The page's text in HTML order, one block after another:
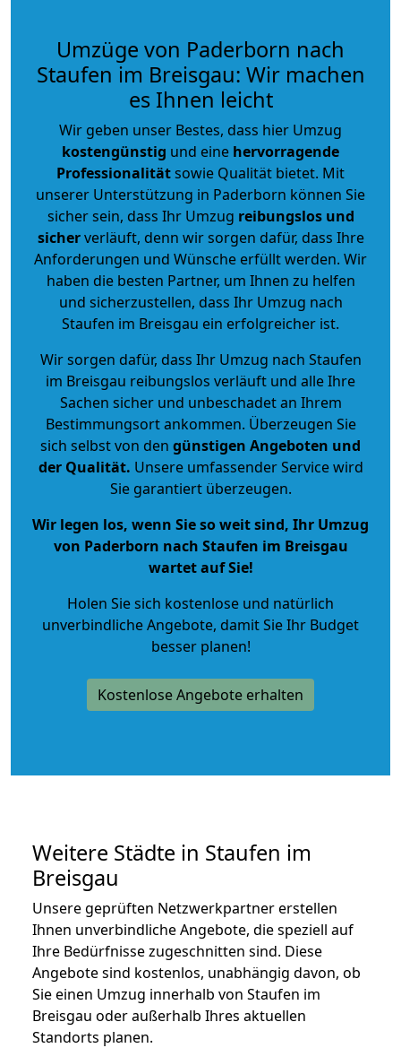
Umzüge von Paderborn nach
Staufen im Breisgau: Wir machen
es Ihnen leicht
Wir geben unser Bestes, dass hier Umzug
kostengünstig und eine hervorragende
Professionalitätsowie Qualität bietet. Mit
unserer Unterstützung in Paderborn können Sie
sicher sein, dass Ihr Umzug reibungslos und
sicherverläuft, denn wir sorgen dafür, dass Ihre
Anforderungen und Wünsche erfüllt werden. Wir
haben die besten Partner, um Ihnen zu helfen
und sicherzustellen, dass Ihr Umzug nach
Staufen im Breisgau ein erfolgreicher ist.
Wir sorgen dafür, dass Ihr Umzug nach Staufen
im Breisgau reibungslos verläuft und alle Ihre
Sachen sicher und unbeschadet an Ihrem
Bestimmungsort ankommen. Überzeugen Sie
sich selbst von den günstigen Angeboten und
der Qualität. Unsere umfassender Service wird
Sie garantiert überzeugen.
Wir legen los, wenn Sie so weit sind, Ihr Umzug
von Paderborn nach Staufen im Breisgau
wartet auf Sie!
Holen Sie sich kostenlose und natürlich
unverbindliche Angebote, damit Sie Ihr Budget
besser planen!
Kostenlose Angebote erhalten
Weitere Städte in Staufen im
Breisgau
Unsere geprüften Netzwerkpartner erstellen
Ihnen unverbindliche Angebote, die speziell auf
Ihre Bedürfnisse zugeschnitten sind. Diese
Angebote sind kostenlos, unabhängig davon, ob
Sie einen Umzug innerhalb von Staufen im
Breisgau oder außerhalb Ihres aktuellen
Standorts planen.